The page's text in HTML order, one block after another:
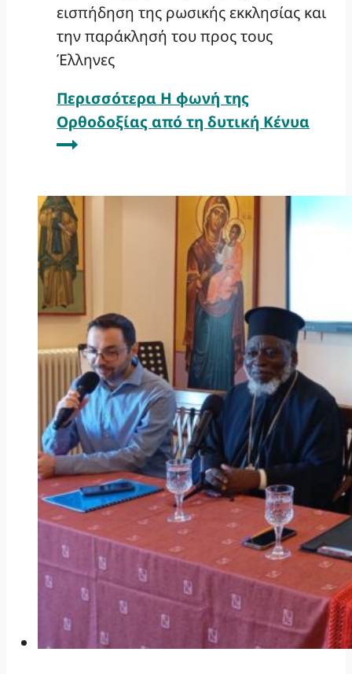
εισπήδηση της ρωσικής εκκλησίας και
την παράκλησή του προς τους
Έλληνες
Περισσότερα Η φωνή της
Ορθοδοξίας από τη δυτική Κένυα